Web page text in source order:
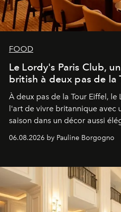
FOOD
Le Lordy's Paris Club,
british à deux pas de la
À deux pas de la Tour Eiffel,
l'art de vivre britannique avec
saison dans un décor aussi
06.08.2026 by Pauline Borgogno